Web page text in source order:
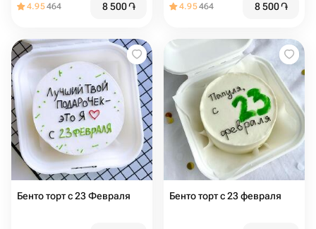
4.95464 8 500֏ 4.95464 8 500֏
Бенто торт с 23 Февраля Бенто торт с 23 февраля